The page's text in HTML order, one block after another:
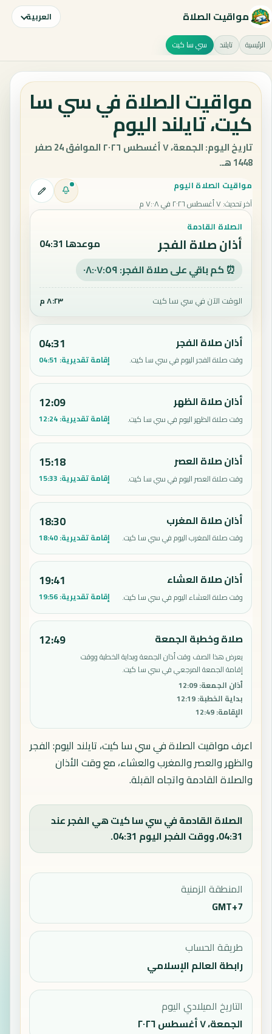
مواقيت الصلاة العربية
الرئيسية تايلند سي سا كيت
مواقيت الصلاة في سي سا
كيت، تايلند اليوم
تاريخ اليوم: الجمعة، ٧ أغسطس ٢٠٢٦ الموافق 24 صفر
1448 هـ.
مواقيت الصلاة اليوم
آخر تحديث:٧ أغسطس ٢٠٢٦ في ٧:٠٨ م
الصلاة القادمة
أذان صلاة الفجر موعدها 04:31
⏰ كم باقي على صلاة الفجر: ٠٨:٠٧:٥٨
الوقت الآن في سي سا كيت ٨:٢٣ م
أذان صلاة الفجر
وقت صلاة الفجر اليوم في سي سا كيت.
04:31
إقامة تقديرية: 04:51
أذان صلاة الظهر
وقت صلاة الظهر اليوم في سي سا كيت.
12:09
إقامة تقديرية:12:24
أذان صلاة العصر
وقت صلاة العصر اليوم في سي سا كيت.
15:18
إقامة تقديرية: 15:33
أذان صلاة المغرب
وقت صلاة المغرب اليوم في سي سا كيت.
18:30
إقامة تقديرية:18:40
أذان صلاة العشاء
وقت صلاة العشاء اليوم في سي سا كيت.
19:41
إقامة تقديرية:19:56
صلاة وخطبة الجمعة
يعرض هذا الصف وقت أذان الجمعة وبداية الخطبة ووقت
إقامة الجمعة المرجعي في سي سا كيت.
أذان الجمعة:
12:09
بداية الخطبة:
12:19
الإقامة:
12:49
12:49
اعرف مواقيت الصلاة في سي سا كيت، تايلند اليوم: الفجر
والظهر والعصر والمغرب والعشاء، مع وقت الأذان
والصلاة القادمة واتجاه القبلة.
الصلاة القادمة في سي سا كيت هي الفجر عند
04:31، ووقت الفجر اليوم 04:31.
المنطقة الزمنية
GMT+7
طريقة الحساب
رابطة العالم الإسلامي
التاريخ الميلادي اليوم
الجمعة، ٧ أغسطس ٢٠٢٦